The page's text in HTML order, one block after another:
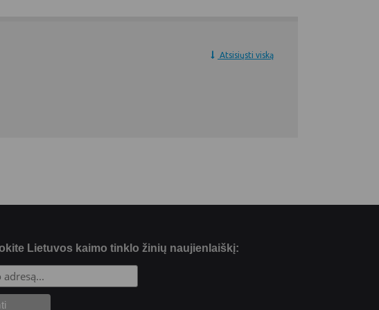
Atsisiųsti viską
Lietuvos kaimo tinklo žinių naujienlaiškį: